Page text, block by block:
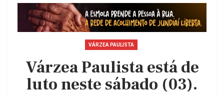
VÁRZEA PAULISTA
Várzea Paulista está de
luto neste sábado (03).